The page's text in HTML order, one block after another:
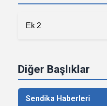
Ek 2
Diğer Başlıklar
Sendika Haberleri